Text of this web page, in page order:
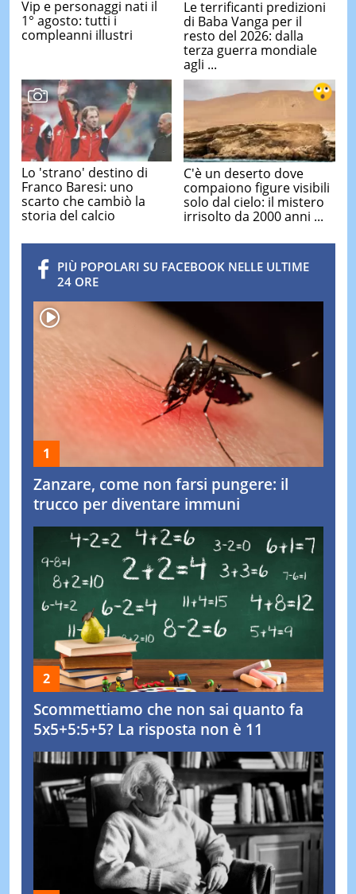
Vip e personaggi nati il
1° agosto: tutti i
compleanni illustri
Le terrificanti predizioni
di Baba Vanga per il
resto del 2026: dalla
terza guerra mondiale
agli ...
Lo 'strano' destino di
Franco Baresi: uno
scarto che cambiò la
storia del calcio
C'è un deserto dove
compaiono figure visibili
solo dal cielo: il mistero
irrisolto da 2000 anni ...
PIÙ POPOLARI SU FACEBOOK NELLE ULTIME
24 ORE
Zanzare, come non farsi pungere: il
trucco per diventare immuni
Scommettiamo che non sai quanto fa
5x5+5:5+5? La risposta non è 11